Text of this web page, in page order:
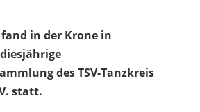
fand in der Krone in
des TSV-Tanzkreis
statt.